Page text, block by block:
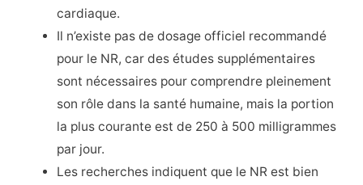
cardiaque.
Il n’existe pas de dosage officiel recommandé
pour le NR, car des études supplémentaires
sont nécessaires pour comprendre pleinement
son rôle dans la santé humaine, mais la portion
la plus courante est de 250 à 500 milligrammes
par jour.
Les recherches indiquent que le NR est bien